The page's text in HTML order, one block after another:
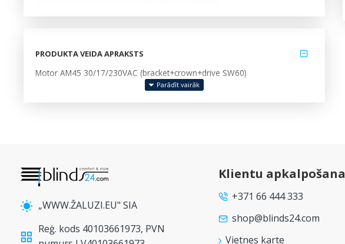
PRODUKTA VEIDA APRAKSTS
Motor AM45 30/17/230VAC (bracket+crown+drive SW60)
„WWW.ŽALUZI.EU" SIA
Reģ. kods 40103661973, PVN
Klientu apkalpošana
+371 66 444 333
shop@blinds24.com
Vietnes karte